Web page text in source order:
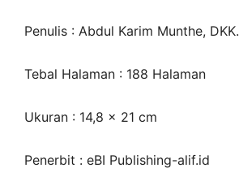
Penulis : Abdul Karim Munthe, DKK.
Tebal Halaman : 188 Halaman
Ukuran : 14,8 × 21 cm
Penerbit : eBI Publishing-alif.id